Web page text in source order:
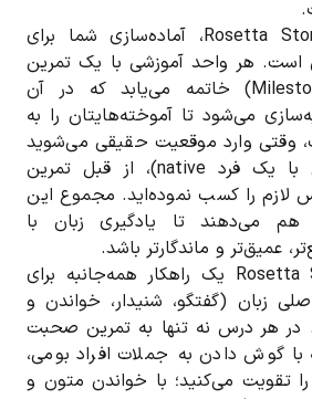
مزیت بزرگ دیگر Rosetta Stone، آماده‌سازی شما برای
است. هر واحد آموزشی با یک تمرین
مکالمه (به نام Milestone) خاتمه می‌یابد که در آن
می‌شود تا آموخته‌هایتان را به
وقتی وارد موقعیت حقیقی می‌شوید
(مثلاً سفر یا تعامل با یک فرد native)، از قبل تمرین
لازم را کسب نموده‌اید. مجموع این
می‌دهند تا یادگیری زبان با
علاوه بر این، Rosetta Stone یک راهکار همه‌جانبه برای
زبان (گفتگو، شنیدار، خواندن و
در هر درس نه تنها به تمرین صحبت
با گوش دادن به جملات افراد بومی،
تقویت می‌کنید؛ با خواندن متون و